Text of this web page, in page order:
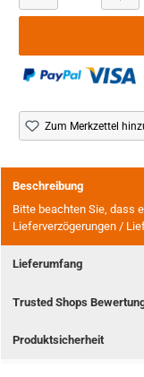
Zum Merkzettel
Beschreibung
Bitte beachten Sie, dass
Lieferverzögerungen /
Lieferumfang
Trusted Shops
Produktsicherheit